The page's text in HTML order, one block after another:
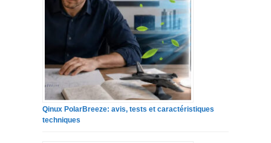
Qinux PolarBreeze: avis, tests et caractéristiques
techniques